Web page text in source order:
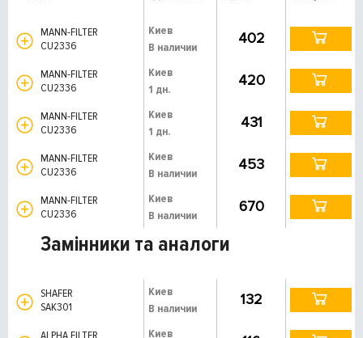
MANN-FILTER
CU2336
Киев
В наличии
402
MANN-FILTER
CU2336
Киев
1 дн.
420
MANN-FILTER
CU2336
Киев
1 дн.
431
MANN-FILTER
CU2336
Киев
В наличии
453
MANN-FILTER
CU2336
Киев
В наличии
670
Замінники та аналоги
SHAFER
SAK301
Киев
В наличии
132
ALPHA FILTER
Киев